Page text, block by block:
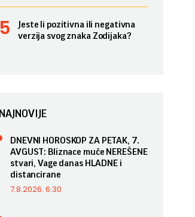
Jeste li pozitivna ili negativna
verzija svog znaka Zodijaka?
NAJNOVIJE
DNEVNI HOROSKOP ZA PETAK, 7.
AVGUST: Bliznace muče NEREŠENE
stvari, Vage danas HLADNE i
distancirane
7.8.2026. 6:30